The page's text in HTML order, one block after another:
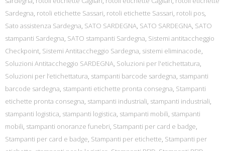
Sardegna, rotoli etichette Sassari, rotoli etichette Sassari, rotoli pos,
Sato assistenza Sardegna, SATO SARDEGNA, SATO SARDEGNA, SATO
stampanti Sardegna, SATO stampanti Sardegna, Sistemi antitaccheggio
Checkpoint, Sistemi Antitaccheggio Sardegna, sistemi eliminacode,
Soluzioni Antitaccheggio SARDEGNA, Soluzioni per l'etichettatura,
Soluzioni per l’etichettatura, stampanti barcode sardegna, stampanti
barcode sardegna, stampanti etichette pronta consegna, Stampanti
etichette pronta consegna, stampanti industriali, stampanti industriali,
stampanti logistica, stampanti logistica, stampanti mobili, stampanti
mobili, stampanti onoranze funebri, Stampanti per card e badge,
Stampanti per card e badge, Stampanti per etichette, Stampanti per